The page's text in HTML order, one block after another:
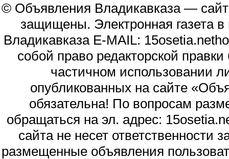
© Объявления Владикавказа —
защищены. Электронная газета
Владикавказа E-MAIL:
собой право редакторской
частичном использовании
опубликованных на сайте
обязательна! По вопросам
обращаться на эл. адрес:
сайта не несет
размещенные объявления